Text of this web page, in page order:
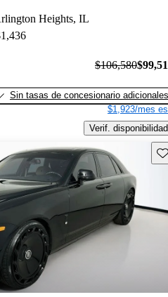
Heights, IL
$106,580
Sin tasas de concesionario adicionales
$1,923/mes
Verif. disponibilidad